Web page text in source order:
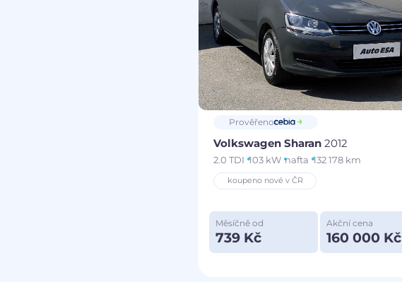
Prověřeno
Volkswagen Sharan2012
2.0 TDI 103 kW nafta 132 178 km
koupeno nové v ČR
Měsíčně od
739 Kč
Akční cena
160 000 Kč